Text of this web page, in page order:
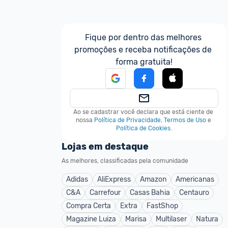
Fique por dentro das melhores
promoções e receba notificações de
forma gratuita!
Ao se cadastrar você declara que está ciente de
nossa Política de Privacidade, Termos de Uso e
Política de Cookies.
Lojas em destaque
As melhores, classificadas pela comunidade
Adidas AliExpress Amazon
Americanas
C&A
Carrefour Casas Bahia
Centauro
Compra Certa
Extra
FastShop
Magazine Luiza
Marisa Multilaser
Natura